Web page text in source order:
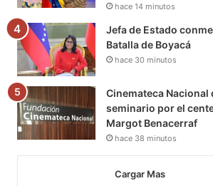
hace 14 minutos
Jefa de Estado
Batalla de Boyacá
hace 30 minutos
Cinemateca Nacional
seminario por el
Margot Benacerraf
hace 38 minutos
Cargar Mas